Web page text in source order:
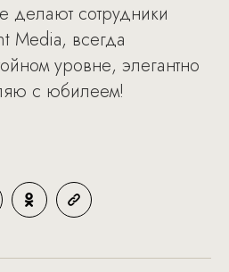
делают сотрудники
Media, всегда
уровне, элегантно
с юбилеем!